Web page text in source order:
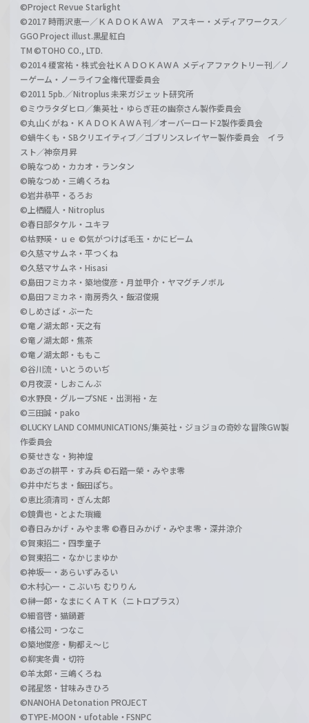
©Project Revue Starlight
©2017 時雨沢恵一／ＫＡＤＯＫＡＷＡ アスキー・メディアワークス／
GGO Project illust.黒星紅白
TM ©TOHO CO., LTD.
©2014 榎宮祐・株式会社ＫＡＤＯＫＡＷＡ メディアファクトリー刊／ノ
ーゲーム・ノーライフ全権代理委員会
©2011 5pb.／Nitroplus 未来ガジェット研究所
©ミウラタダヒロ／集英社・ゆらぎ荘の幽奈さん製作委員会
©丸山くがね・ＫＡＤＯＫＡＷＡ刊／オーバーロード2製作委員会
©蝸牛くも・SBクリエイティブ／ゴブリンスレイヤー製作委員会 イラ
スト／神奈月昇
©暁なつめ・カカオ・ランタン
©暁なつめ・三嶋くろね
©岩井恭平・るろお
©上栖綴人・Nitroplus
©春日部タケル・ユキヲ
©枯野瑛・ｕｅ ©気がつけば毛玉・かにビーム
©久慈マサムネ・平つくね
©久慈マサムネ・Hisasi
©島田フミカネ・築地俊彦・月並甲介・ヤマグチノボル
©島田フミカネ・南房秀久・飯沼俊規
©しめさば・ぶーた
©竜ノ湖太郎・天之有
©竜ノ湖太郎・焦茶
©竜ノ湖太郎・ももこ
©谷川流・いとうのいぢ
©月夜涙・しおこんぶ
©水野良・グループSNE・出渕裕・左
©三田誠・pako
©LUCKY LAND COMMUNICATIONS/集英社・ジョジョの奇妙な冒険GW製
作委員会
©葵せきな・狗神煌
©あざの耕平・すみ兵 ©石踏一榮・みやま零
©井中だちま・飯田ぽち。
©恵比須清司・ぎん太郎
©鏡貴也・とよた瑣織
©春日みかげ・みやま零 ©春日みかげ・みやま零・深井涼介
©賀東招二・四季童子
©賀東招二・なかじまゆか
©神坂一・あらいずみるい
©木村心一・こぶいち むりりん
©榊一郎・なまにくＡＴＫ（ニトロプラス）
©細音啓・猫鍋蒼
©橘公司・つなこ
©築地俊彦・駒都え～じ
©柳実冬貴・切符
©羊太郎・三嶋くろね
©諸星悠・甘味みきひろ
©NANOHA Detonation PROJECT
©TYPE-MOON・ufotable・FSNPC